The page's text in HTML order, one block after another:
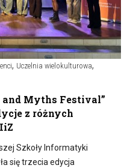
, Uczelnia wielokulturowa,
Myths Festival”
z różnych
Szkoły Informatyki
się trzecia edycja